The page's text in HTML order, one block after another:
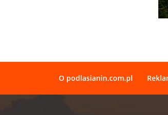
O podlasianin.com.pl